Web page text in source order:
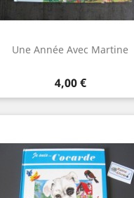
Une Année Avec Martine
Prix
4,00 €